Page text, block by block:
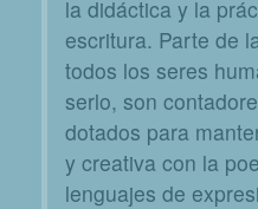
la didáctica y la
escritura. Parte de
todos los seres
serlo, son
dotados para
y creativa con la
lenguajes de